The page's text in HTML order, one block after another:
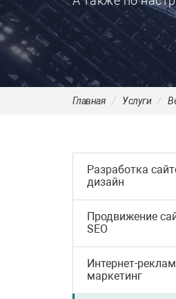
Главная Услуги
Разработка
дизайн
Продвижение
SEO
Интернет-
маркетинг